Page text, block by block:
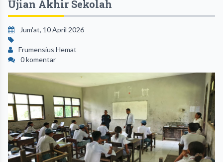
Ujian Akhir Sekolah
Jum'at, 10 April 2026
Frumensius Hemat
0 komentar